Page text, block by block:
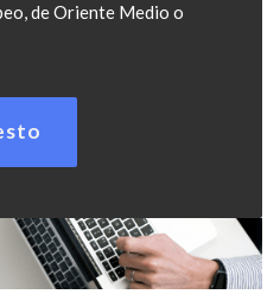
de Oriente Medio o